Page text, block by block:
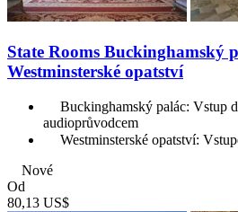
State Rooms Buckinghamský
Westminsterské opatství
Buckinghamský palác: Vstup
audioprůvodcem
Westminsterské opatství:
Nové
Od
80,13 US$